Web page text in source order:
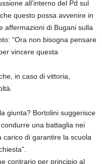
all’interno del Pd sul
questo possa avvenire in
affermazioni di Bugani sulla
“Ora non bisogna pensare
vincere questa
in caso di vittoria,
giunta? Bortolini suggerisce
una battaglia nei
carico di garantire la scuola
contrario per principio al